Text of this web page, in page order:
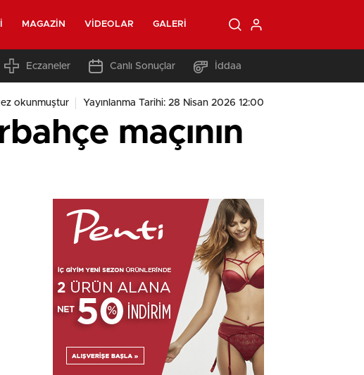
MAGAZIN VIDEOLAR GALERI
Eczaneler Canlı Sonuçlar İddaa
okunmuştur Yayınlanma Tarihi: 28 Nisan 2026 12:00
maçının